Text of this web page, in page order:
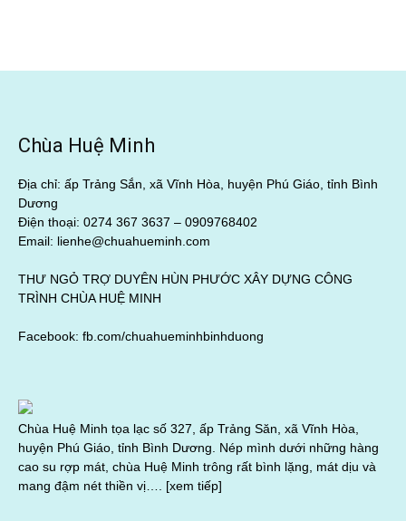
Chùa Huệ Minh
Địa chỉ: ấp Trảng Sắn, xã Vĩnh Hòa, huyện Phú Giáo, tỉnh Bình
Dương
Điện thoại: 0274 367 3637 – 0909768402
Email: lienhe@chuahueminh.com
THƯ NGỎ TRỢ DUYÊN HÙN PHƯỚC XÂY DỰNG CÔNG
TRÌNH CHÙA HUỆ MINH
Facebook: fb.com/chuahueminhbinhduong
Chùa Huệ Minh tọa lạc số 327, ấp Trảng Săn, xã Vĩnh Hòa,
huyện Phú Giáo, tỉnh Bình Dương. Nép mình dưới những hàng
cao su rợp mát, chùa Huệ Minh trông rất bình lặng, mát dịu và
mang đậm nét thiền vị…. [xem tiếp]